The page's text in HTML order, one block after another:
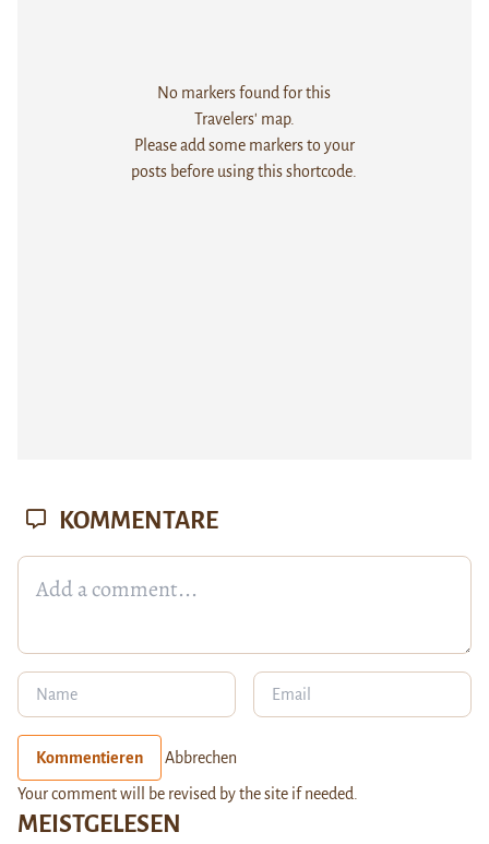
No markers found for this
Travelers' map.
Please add some markers to your
posts before using this shortcode.
MEISTGELESEN
KOMMENTARE
Kommentieren Abbrechen
Your comment will be revised by the site if needed.